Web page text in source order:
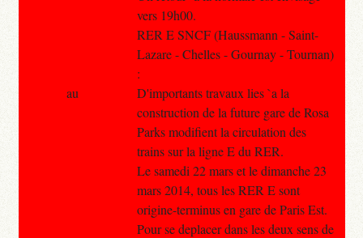
vers 19h00.
RER E SNCF (Haussmann - Saint-
Lazare - Chelles - Gournay - Tournan)
:
D'importants travaux lies `a la
construction de la future gare de Rosa
Parks modifient la circulation des
trains sur la ligne E du RER.
Le samedi 22 mars et le dimanche 23
mars 2014, tous les RER E sont
origine-terminus en gare de Paris Est.
Pour se deplacer dans les deux sens de
au